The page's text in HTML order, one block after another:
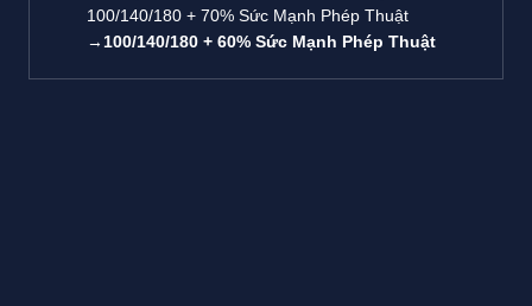
100/140/180 + 70% Sức Mạnh Phép Thuật
→ 100/140/180 + 60% Sức Mạnh Phép Thuật